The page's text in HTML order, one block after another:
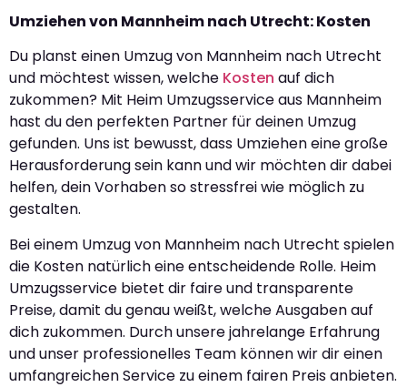
Umziehen von Mannheim nach Utrecht: Kosten
Du planst einen Umzug von Mannheim nach Utrecht
und möchtest wissen, welche Kosten auf dich
zukommen? Mit Heim Umzugsservice aus Mannheim
hast du den perfekten Partner für deinen Umzug
gefunden. Uns ist bewusst, dass Umziehen eine große
Herausforderung sein kann und wir möchten dir dabei
helfen, dein Vorhaben so stressfrei wie möglich zu
gestalten.
Bei einem Umzug von Mannheim nach Utrecht spielen
die Kosten natürlich eine entscheidende Rolle. Heim
Umzugsservice bietet dir faire und transparente
Preise, damit du genau weißt, welche Ausgaben auf
dich zukommen. Durch unsere jahrelange Erfahrung
und unser professionelles Team können wir dir einen
umfangreichen Service zu einem fairen Preis anbieten.